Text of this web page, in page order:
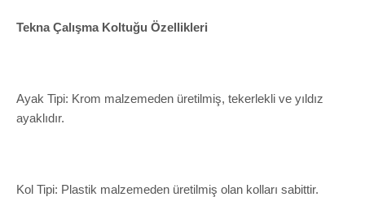
Tekna Çalışma Koltuğu Özellikleri
Ayak Tipi: Krom malzemeden üretilmiş, tekerlekli ve yıldız
ayaklıdır.
Kol Tipi: Plastik malzemeden üretilmiş olan kolları sabittir.